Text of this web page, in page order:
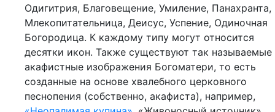
Одигитрия, Благовещение, Умиление, Панахранта,
Млекопитательница, Деисус, Успение, Одиночная
Богородица. К каждому типу могут относится
десятки икон. Также существуют так называемые
акафистные изображения Богоматери, то есть
созданные на основе хвалебного церковного
песнопения (собственно, акафиста), например,